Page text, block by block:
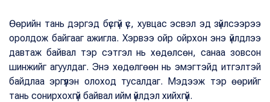
Өөрийн тань дэргэд бүсгүй үс, хувцас эсвэл эд зүйлсээрээ
оролдож байгааг ажигла. Хэрвээ ойр ойрхон энэ үйлдлээ
давтаж байвал тэр сэтгэл нь хөдөлсөн, санаа зовсон
шинжийг агуулдаг. Энэ хөдөлгөөн нь эмэгтэйд итгэлтэй
байдлаа эргүүлэн олоход тусалдаг. Мэдээж тэр өөрийг
тань сонирхохгүй байвал ийм үйлдэл хийхгүй.